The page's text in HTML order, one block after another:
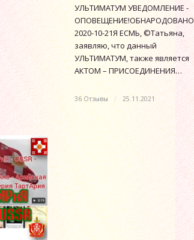
УЛЬТИМАТУМ УВЕДОМЛЕНИЕ -
ОПОВЕЩЕНИЕ!ОБНАРОДОВАНО
2020-10-21Я ЕСМЬ, ©Татьяна,
заявляю, что данный
УЛЬТИМАТУМ, также является
АКТОМ – ПРИСОЕДИНЕНИЯ…
36 Отзывы / 25.11.2021